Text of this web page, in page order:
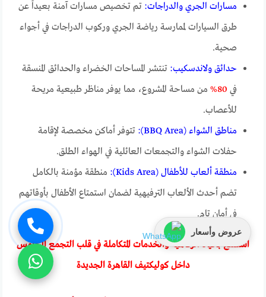
مسارات الجري والدراجات: تم تخصيص مسارات آمنة بعيداً عن
طرق السيارات لممارسة رياضة الجري وركوب الدراجات في أجواء
صحية.
حدائق ولاندسكيب: تنتشر المساحات الخضراء والحدائق المنسقة
في 80%
من مساحة المشروع، مما يوفر مناظر طبيعية مريحة
للأعصاب.
مناطق الشواء (BBQ Area):
تتوفر أماكن مخصصة لإقامة
حفلات الشواء والتجمعات العائلية في الهواء الطلق.
منطقة ألعاب للأطفال (Kids Area):
منطقة مؤمنة بالكامل
تضم أحدث الألعاب الترفيهية لضمان استمتاع الأطفال بأوقاتهم
في أمان تام.
استمتع بحياة الرفاهية والخدمات المتكاملة في قلب التجمع الخامس
داخل كوليكتيف القاهرة الجديدة
عروض وأسعار